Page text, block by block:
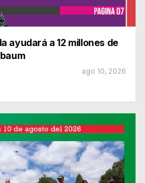
ayudará a 12 millones de
ago 10, 2026